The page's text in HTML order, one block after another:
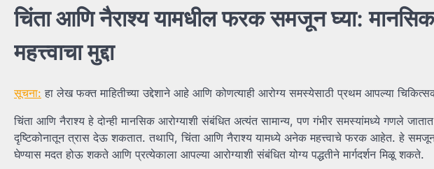
चिंता आणि नैराश्य यामधील फरक समजून घ्या: मानसिक
महत्त्वाचा मुद्दा
सूचना: हा लेख फक्त माहितीच्या उद्देशाने आहे आणि कोणत्याही आरोग्य समस्येसाठी प्रथम आपल्या
चिंता आणि नैराश्य हे दोन्ही मानसिक आरोग्याशी संबंधित अत्यंत सामान्य, पण गंभीर समस्यांमध्ये गणले
दृष्टिकोनातून त्रास देऊ शकतात. तथापि, चिंता आणि नैराश्य यामध्ये अनेक महत्त्वाचे फरक आहेत. हे
घेण्यास मदत होऊ शकते आणि प्रत्येकाला आपल्या आरोग्याशी संबंधित योग्य पद्धतीने मार्गदर्शन मिळू शकते.